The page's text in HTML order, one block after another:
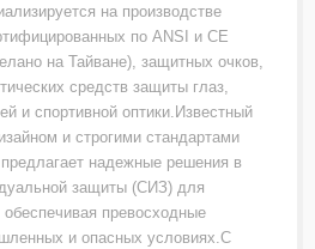
на производстве
по ANSI и CE
на Тайване), защитных очков,
средств защиты глаз,
и спортивной оптики.Известный
и строгими стандартами
надежные решения в
защиты (СИЗ) для
превосходные
и опасных условиях.С